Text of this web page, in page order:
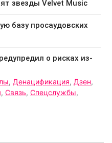
, Денацификация, Дзен,
, Связь, Спецслужбы,